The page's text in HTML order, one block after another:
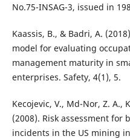
No.75-INSAG-3, issued in
Kaassis, B., & Badri, A.
model for evaluating
management maturity in
enterprises. Safety, 4(1), 5.
Kecojevic, V., Md-Nor, Z. A.,
(2008). Risk assessment for
incidents in the US mining